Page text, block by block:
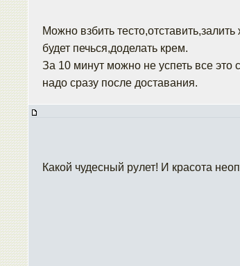
Можно взбить
будет печься,доделать крем.
За 10 минут можно не успеть все это
надо сразу после доставания.
Какой чудесный рулет! И красота